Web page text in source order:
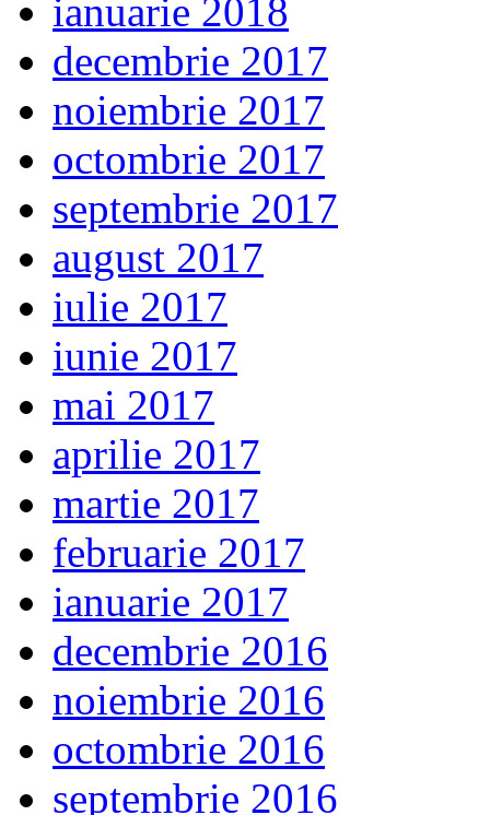
ianuarie 2018
decembrie 2017
noiembrie 2017
octombrie 2017
septembrie 2017
august 2017
iulie 2017
iunie 2017
mai 2017
aprilie 2017
martie 2017
februarie 2017
ianuarie 2017
decembrie 2016
noiembrie 2016
octombrie 2016
septembrie 2016